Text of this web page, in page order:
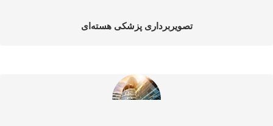
تصویربرداری پزشکی هسته‌ای